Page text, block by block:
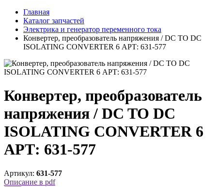
Главная
Каталог запчастей
Электрика и генератор переменного тока
Конвертер, преобразователь напряжения / DC TO DC
ISOLATING CONVERTER 6 АРТ: 631-577
Конвертер, преобразователь
напряжения / DC TO DC
ISOLATING CONVERTER 6
АРТ: 631-577
Артикул: 631-577
Описание в pdf